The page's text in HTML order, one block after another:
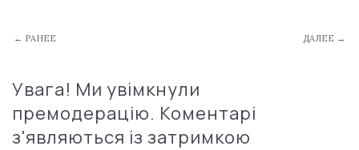
← РАНЕЕ ДАЛЕЕ →
Увага! Ми увімкнули
премодерацію. Коментарі
з'являються із затримкою